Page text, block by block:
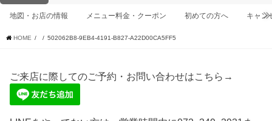
地図・お店の情報 メニュー料金・クーポン 初めての方へ キャン
HOME 502062B8-9EB4-4191-B827-A22D00CA5FF5
ご来店に際してのご予約・お問い合わせはこちら→